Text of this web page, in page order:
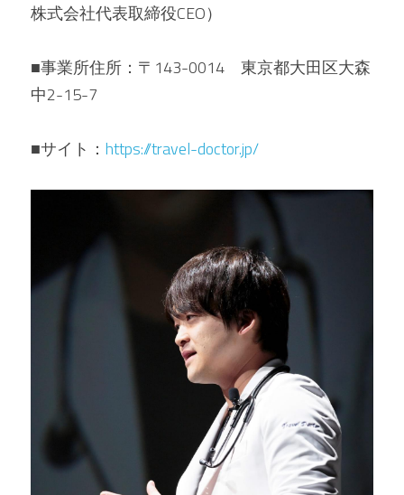
株式会社代表取締役CEO）
■事業所住所：〒143-0014　東京都大田区大森
中2-15-7
■サイト： https://travel-doctor.jp/